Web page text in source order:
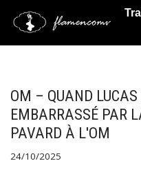
Saltar
OM – QUAND
EMBARRASSÉ PAR
PAVARD À L'OM
24/10/2025